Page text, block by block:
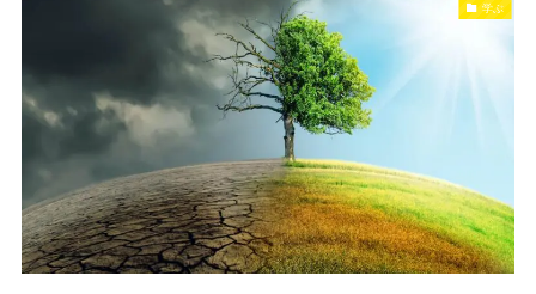
学ぶ